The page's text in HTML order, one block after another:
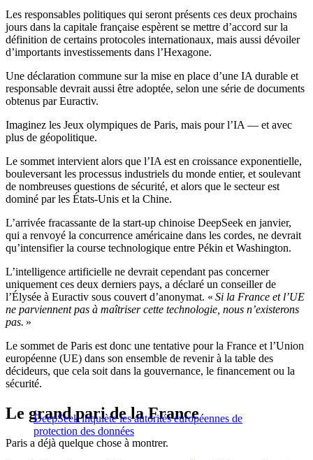
Les responsables politiques qui seront présents ces deux prochains
jours dans la capitale française espèrent se mettre d’accord sur la
définition de certains protocoles internationaux, mais aussi dévoiler
d’importants investissements dans l’Hexagone.
Une déclaration commune sur la mise en place d’une IA durable et
responsable devrait aussi être adoptée, selon une série de documents
obtenus par Euractiv.
Imaginez les Jeux olympiques de Paris, mais pour l’IA — et avec
plus de géopolitique.
Le sommet intervient alors que l’IA est en croissance exponentielle,
bouleversant les processus industriels du monde entier, et soulevant
de nombreuses questions de sécurité, et alors que le secteur est
dominé par les États-Unis et la Chine.
L’arrivée fracassante de la start-up chinoise DeepSeek en janvier,
qui a renvoyé la concurrence américaine dans les cordes, ne devrait
qu’intensifier la course technologique entre Pékin et Washington.
L’intelligence artificielle ne devrait cependant pas concerner
uniquement ces deux derniers pays, a déclaré un conseiller de
l’Élysée à Euractiv sous couvert d’anonymat. « Si la France et l’UE
ne parviennent pas à maîtriser cette technologie, nous n’existerons
pas. »
Le sommet de Paris est donc une tentative pour la France et l’Union
européenne (UE) dans son ensemble de revenir à la table des
décideurs, que cela soit dans la gouvernance, le financement ou la
sécurité.
DeepSeek inquiète les autorités européennes de
protection des données
Le grand pari de la France
Paris a déjà quelque chose à montrer.